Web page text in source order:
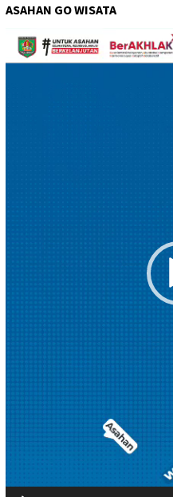
ASAHAN GO WISATA
Pemutar
Video